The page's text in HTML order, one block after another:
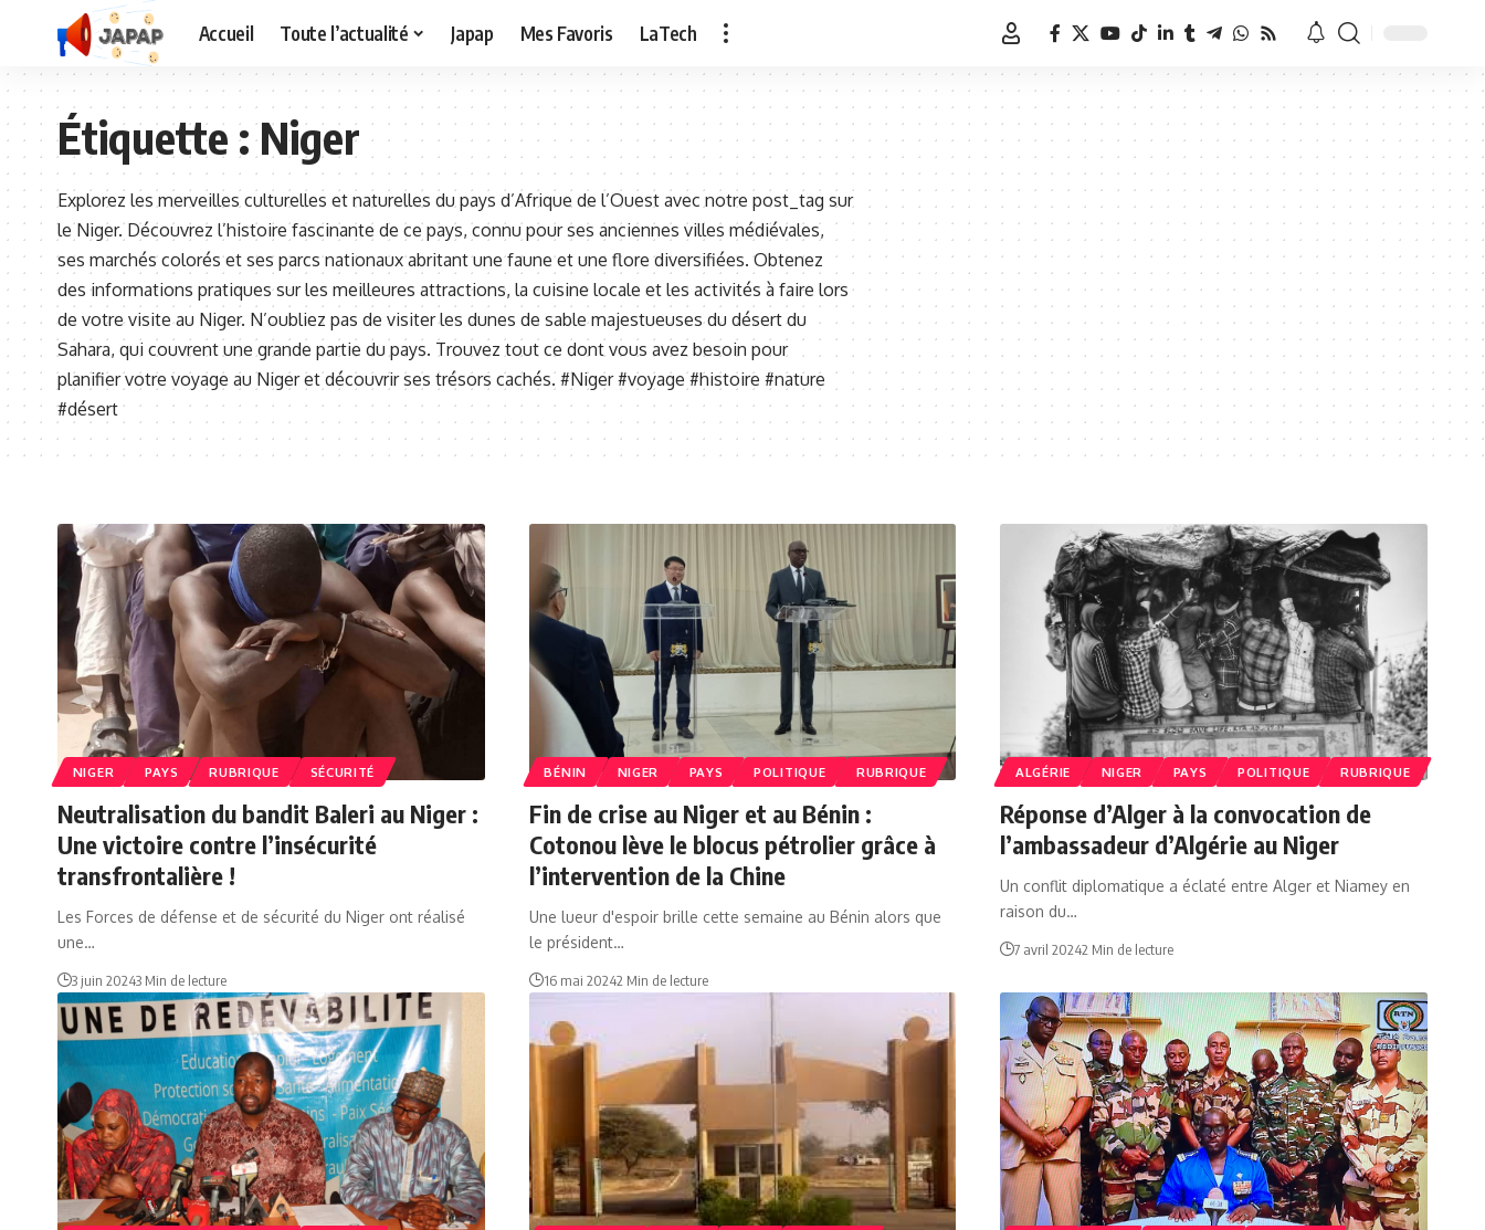
Accueil Toute l’actualité Japap Mes Favoris LaTech
Étiquette :Niger
Explorez les merveilles culturelles et naturelles du pays d’Afrique de l’Ouest avec notre post_tag sur
le Niger. Découvrez l’histoire fascinante de ce pays, connu pour ses anciennes villes médiévales,
ses marchés colorés et ses parcs nationaux abritant une faune et une flore diversifiées. Obtenez
des informations pratiques sur les meilleures attractions, la cuisine locale et les activités à faire lors
de votre visite au Niger. N’oubliez pas de visiter les dunes de sable majestueuses du désert du
Sahara, qui couvrent une grande partie du pays. Trouvez tout ce dont vous avez besoin pour
planifier votre voyage au Niger et découvrir ses trésors cachés. #Niger #voyage #histoire #nature
#désert
NIGER PAYS RUBRIQUE SÉCURITÉ
Neutralisation du bandit Baleri au Niger :
Une victoire contre l’insécurité
transfrontalière !
Les Forces de défense et de sécurité du Niger ont réalisé
une…
3 juin 20243 Min de lecture
BÉNIN NIGER PAYS POLITIQUE RUBRIQUE
Fin de crise au Niger et au Bénin :
Cotonou lève le blocus pétrolier grâce à
l’intervention de la Chine
Une lueur d'espoir brille cette semaine au Bénin alors que
le président…
16 mai 20242 Min de lecture
ALGÉRIE NIGER PAYS POLITIQUE RUBRIQUE
Réponse d’Alger à la convocation de
l’ambassadeur d’Algérie au Niger
Un conflit diplomatique a éclaté entre Alger et Niamey en
raison du…
7 avril 20242 Min de lecture